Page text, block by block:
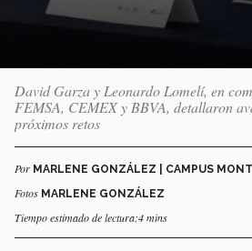
David Garza y Leonardo Lomelí, en
FEMSA, CEMEX y BBVA, detallaron
próximos retos
Por MARLENE GONZÁLEZ | CAMPUS
Fotos MARLENE GONZÁLEZ
Tiempo estimado de lectura:4 mins